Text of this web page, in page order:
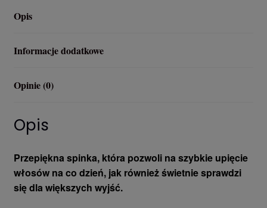
P.3
Opis
Informacje dodatkowe
Opinie (0)
Opis
Przepiękna spinka, która pozwoli na szybkie upięcie
włosów na co dzień, jak również świetnie sprawdzi
się dla większych wyjść.